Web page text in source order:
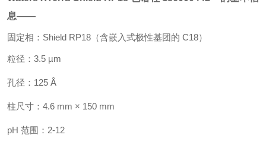
息——
固定相：Shield RP18（含嵌入式极性基团的 C18）
粒径：3.5 µm
孔径：125 Å
柱尺寸：4.6 mm × 150 mm
pH 范围：2-12